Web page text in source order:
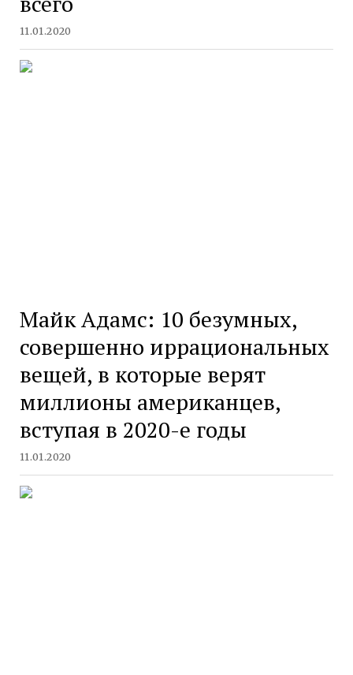
11.01.2020
Майк Адамс: 10 безумных,
совершенно иррациональных
вещей, в которые верят
миллионы американцев,
вступая в 2020-е годы
11.01.2020